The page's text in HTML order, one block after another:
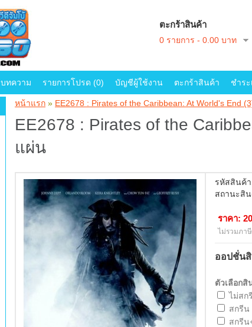
ตะกร้าสินค้า
0 รายการ - 0.00 บาท
บทความ รายการโปรด (0) บัญชีผู้ใช้งาน ตะกร้าสินค้า ชำระ
หน้าแรก » EE2678 : Pirates of the Caribbean: At World's End
EE2678 : Pirates of the
แผ่น
รหัสสินค้
สถานะสิ
ราคา:
ไม่รวมภา
ออปชั่น
ตัวเลือกสิ
ไม่สก
สกรีน
สกรีน